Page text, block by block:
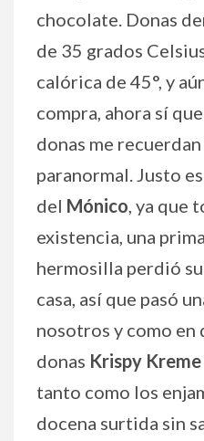
chocolate. Donas
de 35 grados
calórica de 45°, y
compra, ahora sí
donas me
paranormal. Justo
del Mónico, ya que
existencia, una
hermosilla perdió
casa, así que pasó
nosotros y como en
donas Krispy Kreme
tanto como los
docena surtida sin